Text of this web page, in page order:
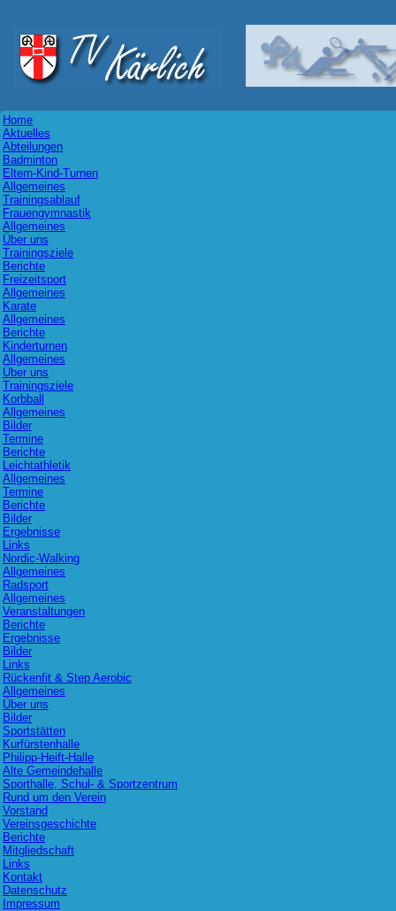
Home
Aktuelles
Abteilungen
Badminton
Eltern-Kind-Turnen
Allgemeines
Trainingsablauf
Frauengymnastik
Allgemeines
Über uns
Trainingsziele
Berichte
Freizeitsport
Allgemeines
Karate
Allgemeines
Berichte
Kinderturnen
Allgemeines
Über uns
Trainingsziele
Korbball
Allgemeines
Bilder
Termine
Berichte
Leichtathletik
Allgemeines
Termine
Berichte
Bilder
Ergebnisse
Links
Nordic-Walking
Allgemeines
Radsport
Allgemeines
Veranstaltungen
Berichte
Ergebnisse
Bilder
Links
Rückenfit & Step Aerobic
Allgemeines
Über uns
Bilder
Sportstätten
Kurfürstenhalle
Philipp-Heift-Halle
Alte Gemeindehalle
Sporthalle, Schul- & Sportzentrum
Rund um den Verein
Vorstand
Vereinsgeschichte
Berichte
Mitgliedschaft
Links
Kontakt
Datenschutz
Impressum